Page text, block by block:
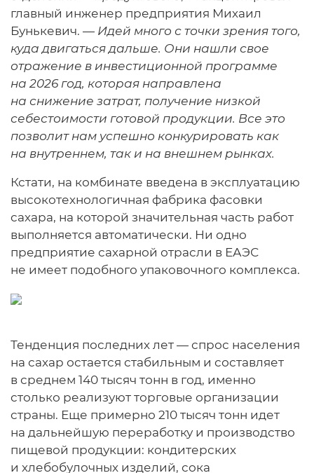
главный инженер предприятия Михаил
Бунькевич. — Идей много с точки зрения того,
куда двигаться дальше. Они нашли свое
отражение в инвестиционной программе
на 2026 год, которая направлена
на снижение затрат, получение низкой
себестоимости готовой продукции. Все это
позволит нам успешно конкурировать как
на внутреннем, так и на внешнем рынках.
Кстати, на комбинате введена в эксплуатацию
высокотехнологичная фабрика фасовки
сахара, на которой значительная часть работ
выполняется автоматически. Ни одно
предприятие сахарной отрасли в ЕАЭС
не имеет подобного упаковочного комплекса.
Тенденция последних лет — спрос населения
на сахар остается стабильным и составляет
в среднем 140 тысяч тонн в год, именно
столько реализуют торговые организации
страны. Еще примерно 210 тысяч тонн идет
на дальнейшую переработку и производство
пищевой продукции: кондитерских
и хлебобулочных изделий, сока